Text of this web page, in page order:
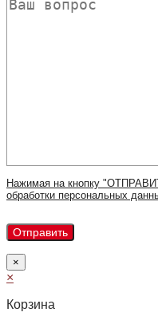
Нажимая на кнопку
обработки персональных
×
×
Корзина